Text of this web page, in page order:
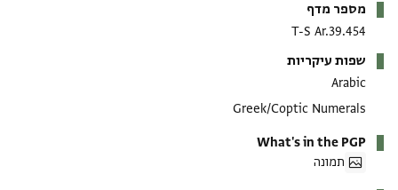
מספר מדף
T-S Ar.39.454
שפות עיקריות
Arabic
Greek/Coptic Numerals
What's in the PGP
תמונה